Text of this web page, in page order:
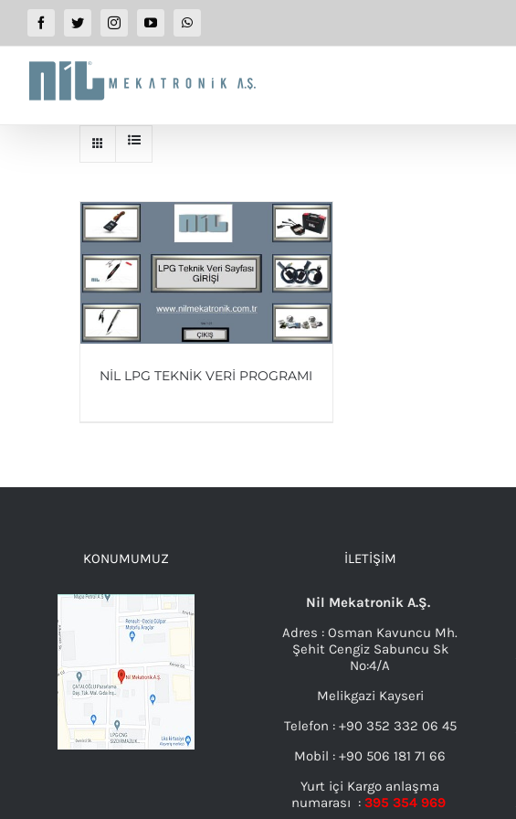
SKIP
CONTENT
FacebookTwitterInstagramYouTubeWhatsApp
NİL LPG TEKNİK VERİ PROGRAMI
KONUMUMUZ İLETIŞIM
Nil Mekatronik A.Ş.
Adres : Osman Kavuncu Mh.
Şehit Cengiz Sabuncu Sk
No:4/A
Melikgazi Kayseri
Telefon : +90 352 332 06 45
Mobil : +90 506 181 71 66
Yurt içi Kargo anlaşma
numarası : 395 354 969